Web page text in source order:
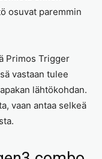
osuvat paremmin
Primos Trigger
vastaan tulee
lähtökohdan.
vaan antaa selkeä